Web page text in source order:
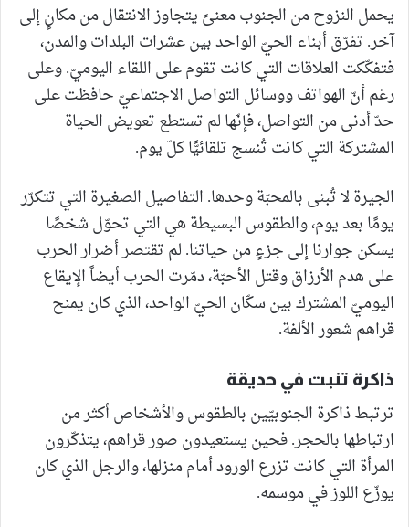
يحمل النزوح من الجنوب معنىً يتجاوز الانتقال من مكانٍ إلى
آخر. تفرّق أبناء الحيّ الواحد بين عشرات البلدات والمدن،
فتفكّكت العلاقات التي كانت تقوم على اللقاء اليوميّ. وعلى
رغم أنّ الهواتف ووسائل التواصل الاجتماعيّ حافظت على
حدّ أدنى من التواصل، فإنّها لم تستطع تعويض الحياة
المشتركة التي كانت تُنسج تلقائيًّا كلّ يوم.
الجيرة لا تُبنى بالمحبّة وحدها. التفاصيل الصغيرة التي تتكرّر
يومًا بعد يوم، والطقوس البسيطة هي التي تحوّل شخصًا
يسكن جوارنا إلى جزءٍ من حياتنا. لم تقتصر أضرار الحرب
على هدم الأرزاق وقتل الأحبّة، دمّرت الحرب أيضاً الإيقاع
اليوميّ المشترك بين سكّان الحيّ الواحد، الذي كان يمنح
قراهم شعور الألفة.
ذاكرة تنبت في حديقة
ترتبط ذاكرة الجنوبيّين بالطقوس والأشخاص أكثر من
ارتباطها بالحجر. فحين يستعيدون صور قراهم، يتذكّرون
المرأة التي كانت تزرع الورود أمام منزلها، والرجل الذي كان
يوزّع اللوز في موسمه.